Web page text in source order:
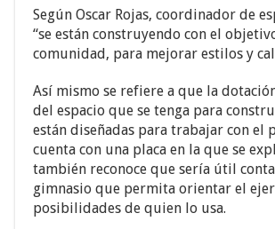
Según Oscar Rojas, coordinador de
“se están construyendo con el
comunidad, para mejorar estilos y
Así mismo se refiere a que la
del espacio que se tenga para
están diseñadas para trabajar con el
cuenta con una placa en la que se
también reconoce que sería útil
gimnasio que permita orientar el
posibilidades de quien lo usa.